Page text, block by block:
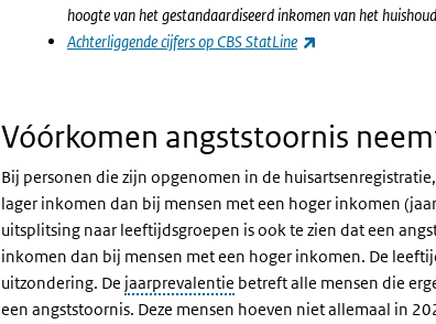
hoogte van het gestandaardiseerd inkomen van het
Achterliggende cijfers op CBS StatLine
Vóórkomen angststoornis
Bij personen die zijn opgenomen in de
lager inkomen dan bij mensen met een hoger inkomen
uitsplitsing naar leeftijdsgroepen is ook te zien dat een
inkomen dan bij mensen met een hoger inkomen. De
uitzondering. De jaarprevalentie betreft alle mensen die
een angststoornis. Deze mensen hoeven niet allemaal in